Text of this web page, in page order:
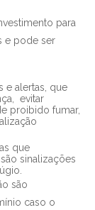
para
e pode ser
e alertas, que
evitar
proibido fumar,
que
sinalizações
são
caso o